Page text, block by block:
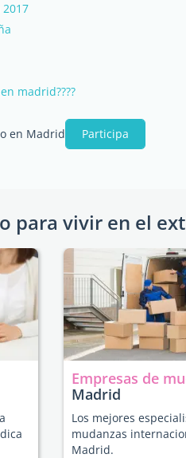
madrid????
en Madrid Participa
para vivir en el
Empresas de
Madrid
Los mejores
mudanzas
Madrid.